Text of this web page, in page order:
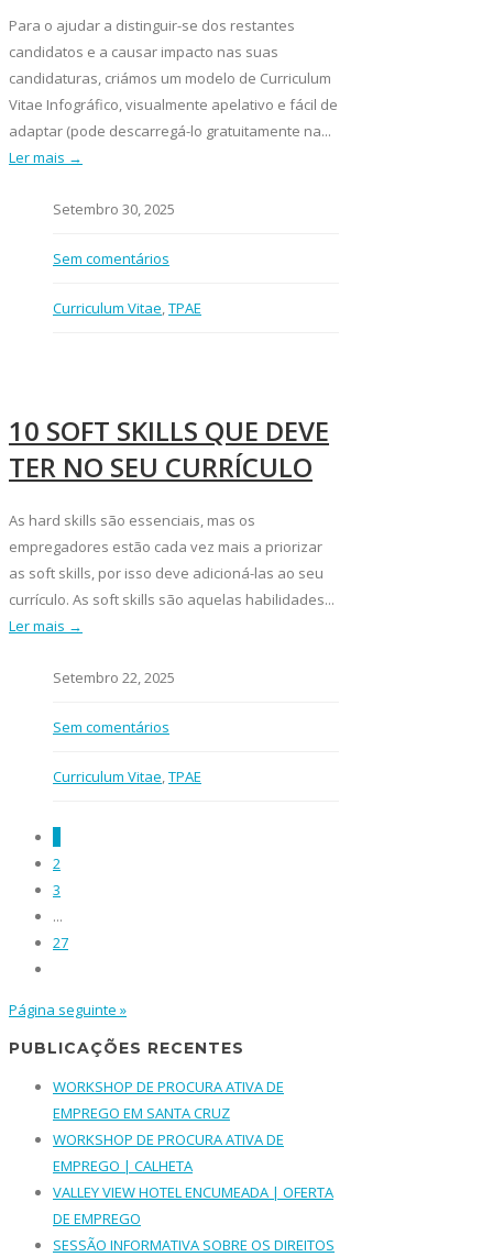
Para o ajudar a distinguir-se dos restantes
candidatos e a causar impacto nas suas
candidaturas, criámos um modelo de Curriculum
Vitae Infográfico, visualmente apelativo e fácil de
adaptar (pode descarregá-lo gratuitamente na...
Ler mais →
Setembro 30, 2025
Sem comentários
Curriculum Vitae,TPAE
10 SOFT SKILLS QUE DEVE
TER NO SEU CURRÍCULO
As hard skills são essenciais, mas os
empregadores estão cada vez mais a priorizar
as soft skills, por isso deve adicioná-las ao seu
currículo. As soft skills são aquelas habilidades...
Ler mais →
Setembro 22, 2025
Sem comentários
Curriculum Vitae,TPAE
2
3
...
27
Página seguinte »
PUBLICAÇÕES RECENTES
WORKSHOP DE PROCURA ATIVA DE
EMPREGO EM SANTA CRUZ
WORKSHOP DE PROCURA ATIVA DE
EMPREGO | CALHETA
VALLEY VIEW HOTEL ENCUMEADA | OFERTA
DE EMPREGO
SESSÃO INFORMATIVA SOBRE OS DIREITOS